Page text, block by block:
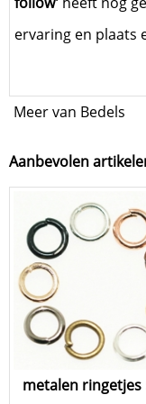
ervaring en plaats
Meer van Bedels
Aanbevolen
metalen ringetjes